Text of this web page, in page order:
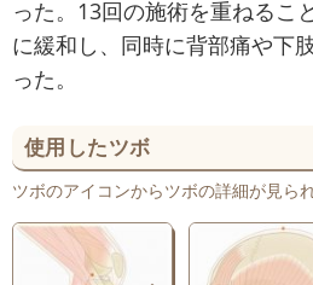
った。13回の施術を重ねるこ
に緩和し、同時に背部痛や下
った。
使用したツボ
ツボのアイコンからツボの詳細が見ら